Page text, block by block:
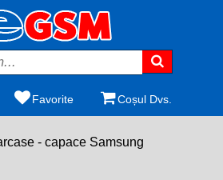
Favorite Coșul Dvs.
- capace Samsung